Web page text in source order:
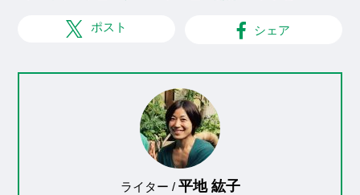
ポスト シェア
ライター / 平地 紘子